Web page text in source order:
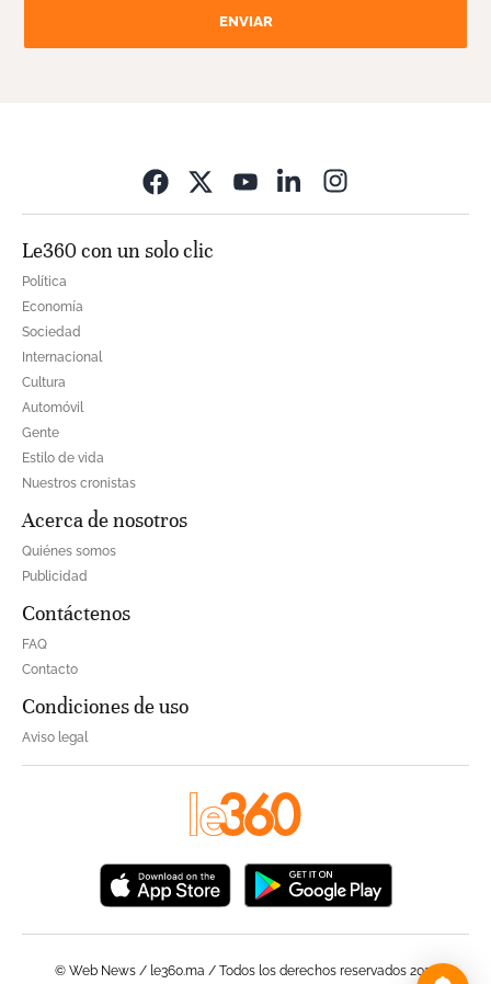
ENVIAR
Le360 con un solo clic
Política
Economía
Sociedad
Internacional
Cultura
Automóvil
Gente
Estilo de vida
Nuestros cronistas
Acerca de nosotros
Quiénes somos
Publicidad
Contáctenos
FAQ
Contacto
Condiciones de uso
Aviso legal
© Web News / le360.ma / Todos los derechos reservados 2023